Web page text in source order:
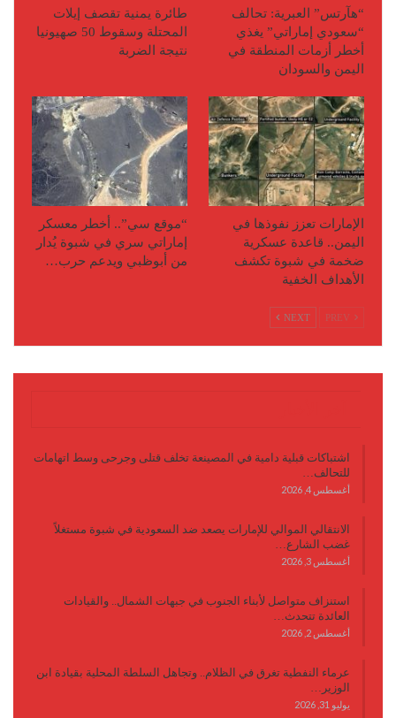
“هآرتس” العبرية: تحالف
“سعودي إماراتي” يغذي
أخطر أزمات المنطقة في
اليمن والسودان
طائرة يمنية تقصف إيلات
المحتلة وسقوط 50 صهيونيا
نتيجة الضربة
الإمارات تعزز نفوذها في
اليمن.. قاعدة عسكرية
ضخمة في شبوة تكشف
الأهداف الخفية
“موقع سي”.. أخطر معسكر
إماراتي سري في شبوة يُدار
من أبوظبي ويدعم حرب…
NEXT
اشتباكات قبلية دامية في المصينعة تخلف قتلى وجرحى وسط اتهامات
للتحالف…
أغسطس 4, 2026
الانتقالي الموالي للإمارات يصعد ضد السعودية في شبوة مستغلاً
غضب الشارع…
أغسطس 3, 2026
استنزاف متواصل لأبناء الجنوب في جبهات الشمال.. والقيادات
العائدة تتحدث…
أغسطس 2, 2026
عرماء النفطية تغرق في الظلام.. وتجاهل السلطة المحلية بقيادة ابن
الوزير…
يوليو 31, 2026